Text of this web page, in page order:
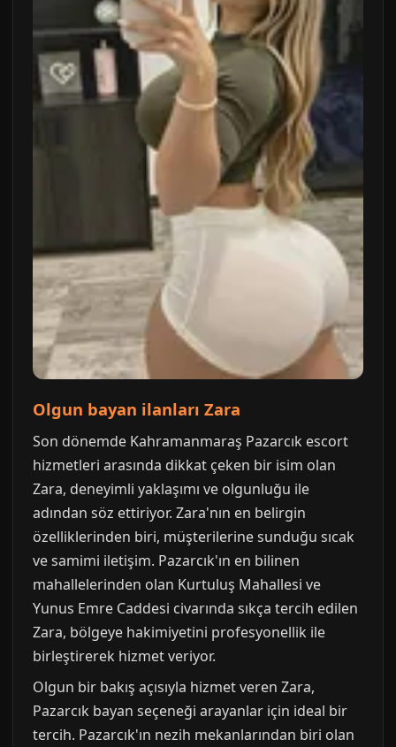
Olgun bayan ilanları Zara
Son dönemde Kahramanmaraş Pazarcık escort
hizmetleri arasında dikkat çeken bir isim olan
Zara, deneyimli yaklaşımı ve olgunluğu ile
adından söz ettiriyor. Zara'nın en belirgin
özelliklerinden biri, müşterilerine sunduğu sıcak
ve samimi iletişim. Pazarcık'ın en bilinen
mahallelerinden olan Kurtuluş Mahallesi ve
Yunus Emre Caddesi civarında sıkça tercih edilen
Zara, bölgeye hakimiyetini profesyonellik ile
birleştirerek hizmet veriyor.
Olgun bir bakış açısıyla hizmet veren Zara,
Pazarcık bayan seçeneği arayanlar için ideal bir
tercih. Pazarcık'ın nezih mekanlarından biri olan